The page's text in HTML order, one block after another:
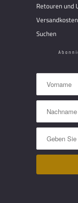
Retouren und
Suchen